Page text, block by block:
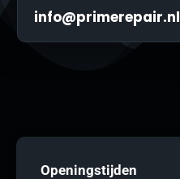
info@primerepair.nl
Openingstijden